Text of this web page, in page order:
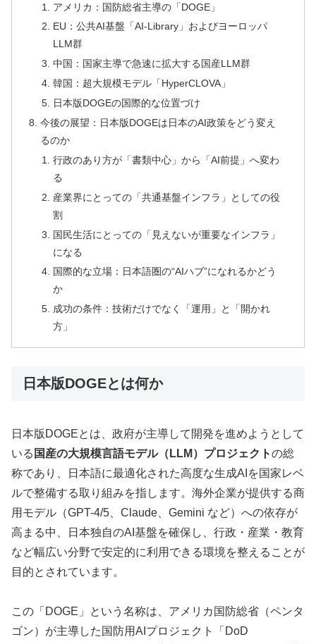
アメリカ：国防総省主導の「DOGE」
EU：公共AI基盤「AI-Library」およびヨーロッパ
LLM群
中国：国家主導で急速に拡大する国産LLM群
韓国：超大規模モデル「HyperCLOVA」
日本版DOGEの国際的な位置づけ
今後の展望：日本版DOGEは日本のAI政策をどう変え
るのか
行政のあり方が「書類中心」から「AI前提」へ変わ
る
産業界にとっての「共通基盤インフラ」としての役
割
国民生活にとっての「見えないが重要なインフラ」
になる
国際的な立場：日本語圏の“AIハブ”になれるかどう
か
成功の条件：技術だけでなく「運用」と「開かれ
方」
日本版DOGEとは何か
日本版DOGEとは、政府が主導して開発を進めようとして
いる 国産の大規模言語モデル（LLM）プロジェクトの総
称であり、日本語に最適化された高度な生成AIを国家レベ
ルで整備する取り組みを指します。海外企業が提供する商
用モデル（GPT-4/5、Claude、Gemini など）への依存が
高まる中、日本独自のAI基盤を確保し、行政・産業・教育
など幅広い分野で安定的に利用できる環境を整えることが
目的とされています。
この「DOGE」という名称は、アメリカ国防総省（ペンタ
ゴン）が主導した国防用AIプロジェクト「DoD